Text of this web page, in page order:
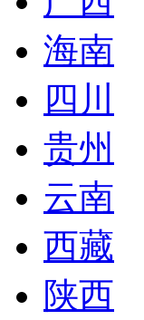
海南
四川
贵州
云南
西藏
陕西